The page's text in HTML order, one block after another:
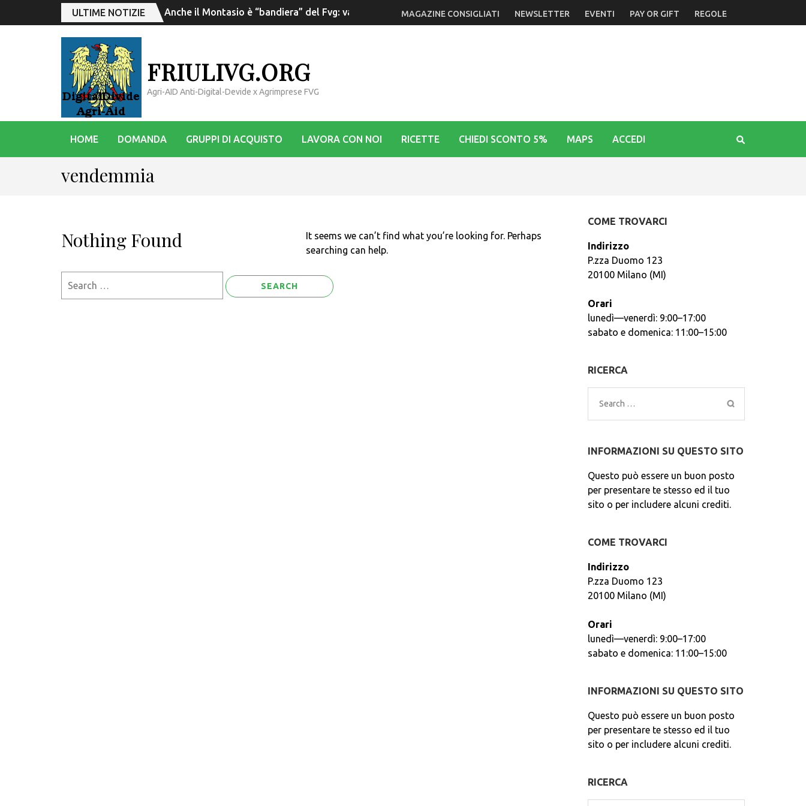
ULTIME NOTIZIE Anche il Montasio è “bandiera” del Fvg: va rilanciata la DopMAGAZINE CONSIGLIATI NEWSLETTER EVENTI PAY OR GIFT REGOLE
FRIULIVG.ORG
Agri-AID Anti-Digital-Devide x Agrimprese FVG
HOME DOMANDA GRUPPI DI ACQUISTO LAVORA CON NOI RICETTE CHIEDI SCONTO 5% MAPS ACCEDI
vendemmia
Nothing Found
It seems we can’t find what you’re looking for. Perhaps
searching can help.
COME TROVARCI
Indirizzo
P.zza Duomo 123
20100 Milano (MI)
Orari
lunedì—venerdì: 9:00–17:00
sabato e domenica: 11:00–15:00
RICERCA
Search
for:
INFORMAZIONI SU QUESTO SITO
Questo può essere un buon posto
per presentare te stesso ed il tuo
sito o per includere alcuni crediti.
COME TROVARCI
Indirizzo
P.zza Duomo 123
20100 Milano (MI)
Orari
lunedì—venerdì: 9:00–17:00
sabato e domenica: 11:00–15:00
INFORMAZIONI SU QUESTO SITO
Questo può essere un buon posto
per presentare te stesso ed il tuo
sito o per includere alcuni crediti.
RICERCA